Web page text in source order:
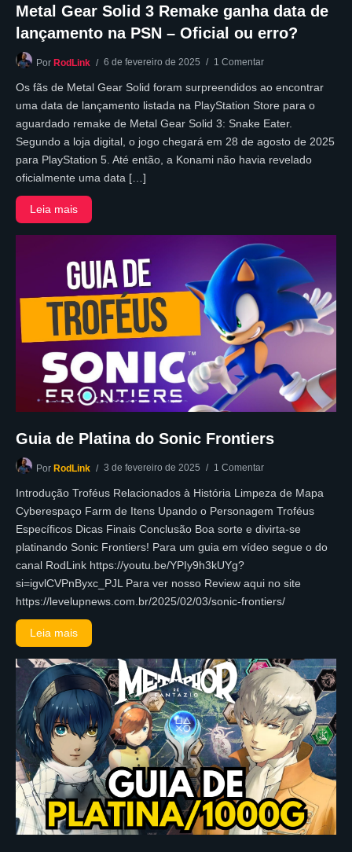
Metal Gear Solid 3 Remake ganha data de
lançamento na PSN – Oficial ou erro?
Por RodLink 6 de fevereiro de 2025 1 Comentar
Os fãs de Metal Gear Solid foram surpreendidos ao encontrar
uma data de lançamento listada na PlayStation Store para o
aguardado remake de Metal Gear Solid 3: Snake Eater.
Segundo a loja digital, o jogo chegará em 28 de agosto de 2025
para PlayStation 5. Até então, a Konami não havia revelado
oficialmente uma data […]
Leia mais
Guia de Platina do Sonic Frontiers
Por RodLink 3 de fevereiro de 2025 1 Comentar
Introdução Troféus Relacionados à História Limpeza de Mapa
Cyberespaço Farm de Itens Upando o Personagem Troféus
Específicos Dicas Finais Conclusão Boa sorte e divirta-se
platinando Sonic Frontiers! Para um guia em vídeo segue o do
canal RodLink https://youtu.be/YPIy9h3kUYg?
si=igvlCVPnByxc_PJL Para ver nosso Review aqui no site
https://levelupnews.com.br/2025/02/03/sonic-frontiers/
Leia mais